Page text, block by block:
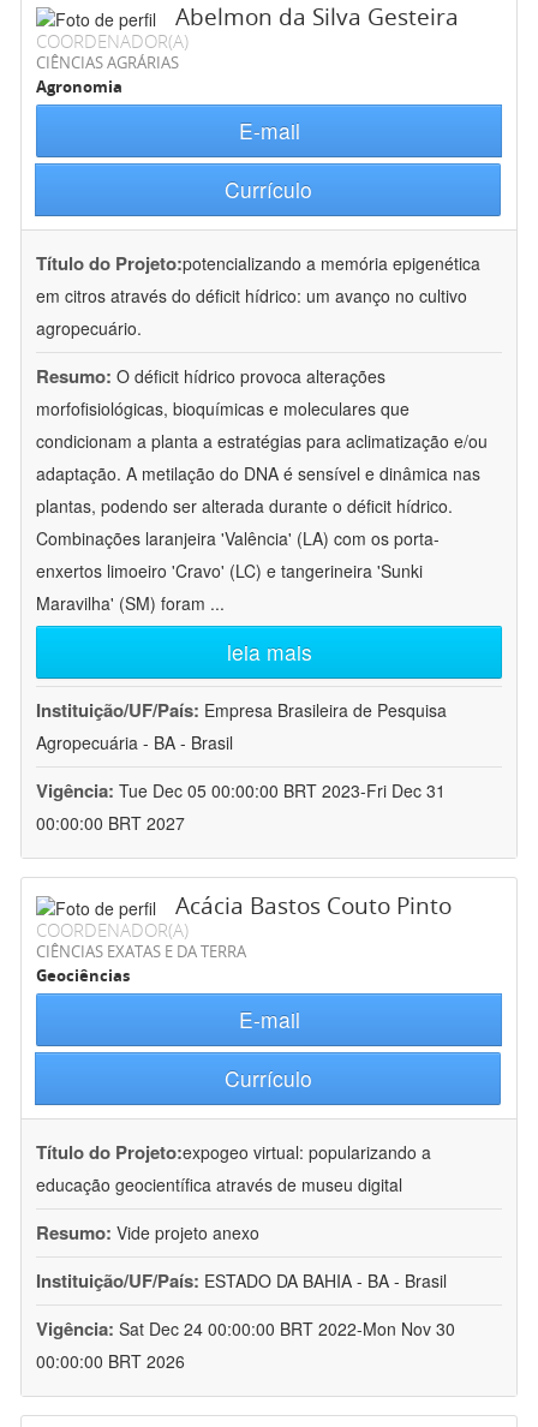
Abelmon da Silva Gesteira
COORDENADOR(A)
CIÊNCIAS AGRÁRIAS
Agronomia
E-mail
Currículo
Título do Projeto:potencializando a memória epigenética
em citros através do déficit hídrico: um avanço no cultivo
agropecuário.
Resumo: O déficit hídrico provoca alterações
morfofisiológicas, bioquímicas e moleculares que
condicionam a planta a estratégias para aclimatização e/ou
adaptação. A metilação do DNA é sensível e dinâmica nas
plantas, podendo ser alterada durante o déficit hídrico.
Combinações laranjeira 'Valência' (LA) com os porta-
enxertos limoeiro 'Cravo' (LC) e tangerineira 'Sunki
Maravilha' (SM) foram ...
leia mais
Instituição/UF/País: Empresa Brasileira de Pesquisa
Agropecuária - BA - Brasil
Vigência: Tue Dec 05 00:00:00 BRT 2023-Fri Dec 31
00:00:00 BRT 2027
Acácia Bastos Couto Pinto
COORDENADOR(A)
CIÊNCIAS EXATAS E DA TERRA
Geociências
E-mail
Currículo
Título do Projeto:expogeo virtual: popularizando a
educação geocientífica através de museu digital
Resumo: Vide projeto anexo
Instituição/UF/País: ESTADO DA BAHIA - BA - Brasil
Vigência: Sat Dec 24 00:00:00 BRT 2022-Mon Nov 30
00:00:00 BRT 2026